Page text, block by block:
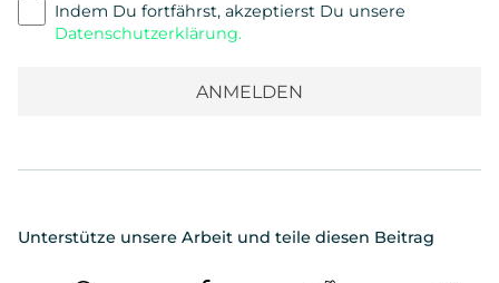
Indem Du fortfährst, akzeptierst Du unsere
Datenschutzerklärung.
Unterstütze unsere Arbeit und teile diesen Beitrag